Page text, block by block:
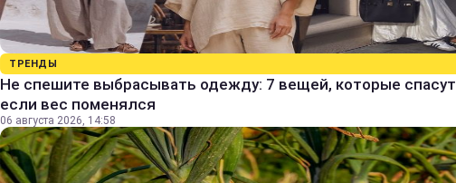
ТРЕНДЫ
Не спешите выбрасывать одежду: 7 вещей, которые спасут
если вес поменялся
06 августа 2026, 14:58